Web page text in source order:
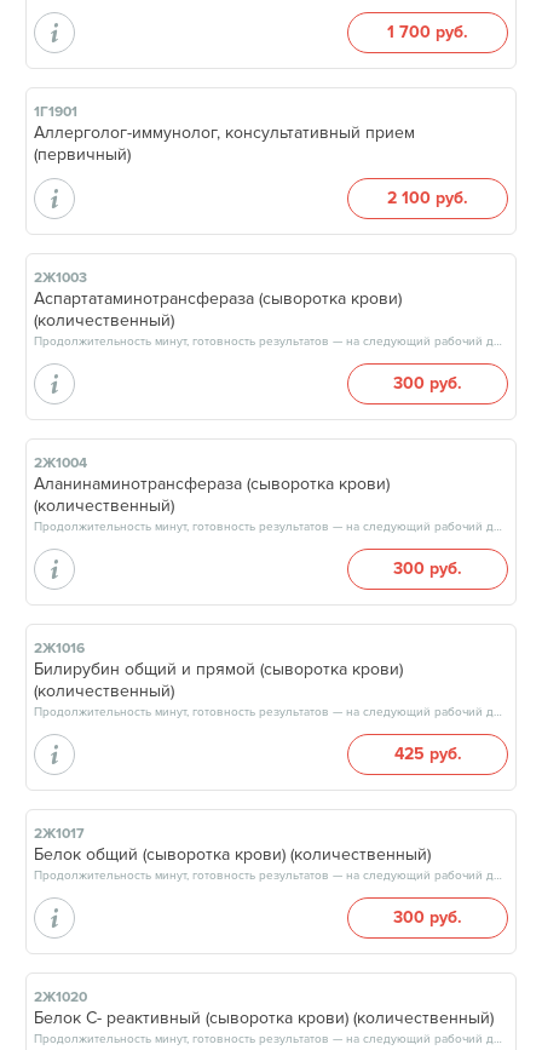
1 700 руб.
1Г1901
Аллерголог-иммунолог, консультативный прием
(первичный)
2 100 руб.
2Ж1003
Аспартатаминотрансфераза (сыворотка крови)
(количественный)
Продолжительность минут, готовность результатов — на следующий рабочий день, после 15:00
300 руб.
2Ж1004
Аланинаминотрансфераза (сыворотка крови)
(количественный)
Продолжительность минут, готовность результатов — на следующий рабочий день, после 15:00
300 руб.
2Ж1016
Билирубин общий и прямой (сыворотка крови)
(количественный)
Продолжительность минут, готовность результатов — на следующий рабочий день, после 15:00
425 руб.
2Ж1017
Белок общий (сыворотка крови) (количественный)
Продолжительность минут, готовность результатов — на следующий рабочий день, после 15:00
300 руб.
2Ж1020
Белок С- реактивный (сыворотка крови) (количественный)
Продолжительность минут, готовность результатов — на следующий рабочий день